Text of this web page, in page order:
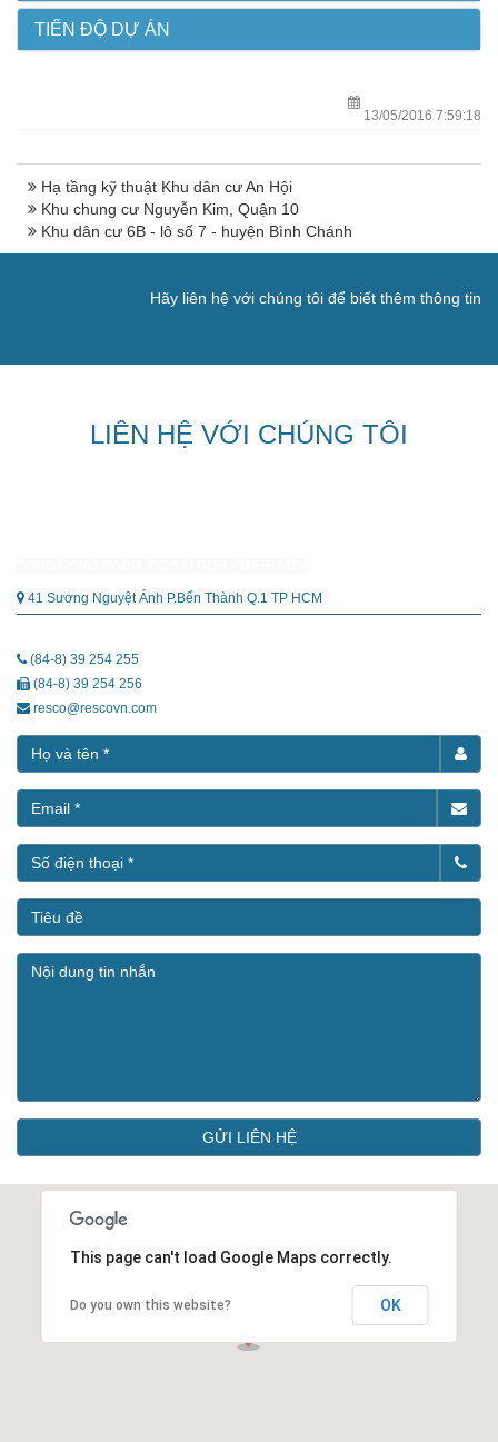
TIẾN ĐỘ DỰ ÁN
13/05/2016 7:59:18
Hạ tầng kỹ thuật Khu dân cư An Hội
Khu chung cư Nguyễn Kim, Quận 10
Khu dân cư 6B - lô số 7 - huyện Bình Chánh
Hãy liên hệ với chúng tôi để biết thêm thông tin
LIÊN HỆ VỚI CHÚNG TÔI
41 Sương Nguyệt Ánh P.Bến Thành Q.1 TP HCM
(84-8) 39 254 255
(84-8) 39 254 256
resco@rescovn.com
GỬI LIÊN HỆ
This page can't load Google Maps correctly.
Do you own this website? OK